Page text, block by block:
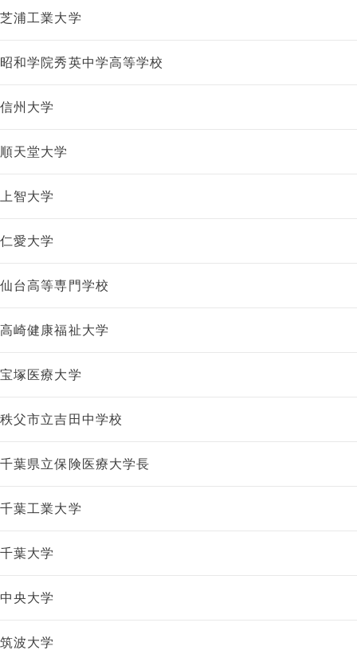
芝浦工業大学
昭和学院秀英中学高等学校
信州大学
順天堂大学
上智大学
仁愛大学
仙台高等専門学校
高崎健康福祉大学
宝塚医療大学
秩父市立吉田中学校
千葉県立保険医療大学長
千葉工業大学
千葉大学
中央大学
筑波大学